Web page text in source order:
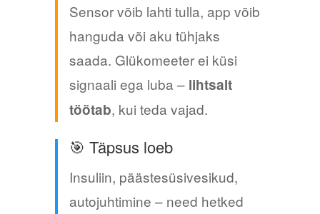
Sensor võib lahti tulla, app võib
hanguda või aku tühjaks
saada. Glükomeeter ei küsi
signaali ega luba – lihtsalt
töötab, kui teda vajad.
🎯 Täpsus loeb
Insuliin, päästesüsivesikud,
autojuhtimine – need hetked